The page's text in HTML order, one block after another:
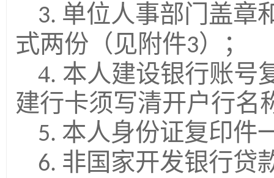
3. 单位人事部门盖章
式两份（见附件3）；
4. 本人建设银行账号
建行卡须写清开户行名
5. 本人身份证复印件
6. 非国家开发银行贷